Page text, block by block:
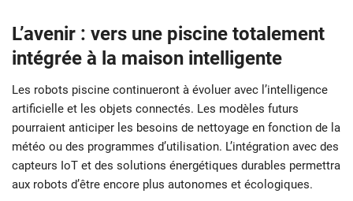
L’avenir : vers une piscine totalement
intégrée à la maison intelligente
Les robots piscine continueront à évoluer avec l’intelligence
artificielle et les objets connectés. Les modèles futurs
pourraient anticiper les besoins de nettoyage en fonction de la
météo ou des programmes d’utilisation. L’intégration avec des
capteurs IoT et des solutions énergétiques durables permettra
aux robots d’être encore plus autonomes et écologiques.